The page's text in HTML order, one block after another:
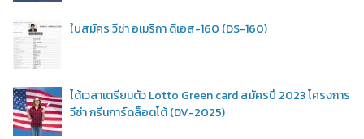
ใบสมัคร วีซ่า อเมริกา ดีเอส-160 (DS-160)
ได้เวลาเตรียมตัว Lotto Green card สมัครปี 2023 โครงการ
วีซ่า กรีนการ์ดล็อตโต้ (DV-2025)